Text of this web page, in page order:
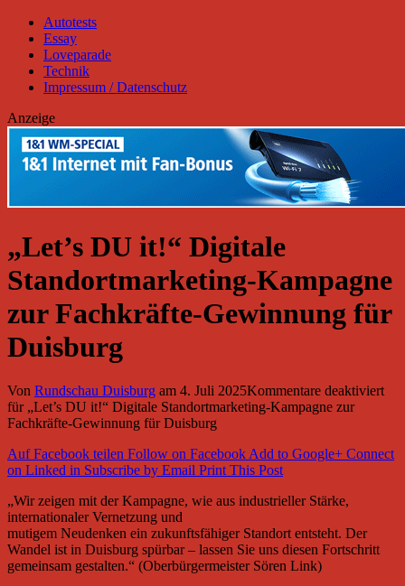
Autotests
Essay
Loveparade
Technik
Impressum / Datenschutz
Anzeige
„Let’s DU it!“ Digitale
Standortmarketing-Kampagne
zur Fachkräfte-Gewinnung für
Duisburg
Von Rundschau Duisburg am 4. Juli 2025Kommentare deaktiviert
für „Let’s DU it!“ Digitale Standortmarketing-Kampagne zur
Fachkräfte-Gewinnung für Duisburg
Auf Facebook teilen Follow on FacebookAdd to Google+ Connect
on Linked in Subscribe by Email Print This Post
„Wir zeigen mit der Kampagne, wie aus industrieller Stärke,
internationaler Vernetzung und
mutigem Neudenken ein zukunftsfähiger Standort entsteht. Der
Wandel ist in Duisburg spürbar – lassen Sie uns diesen Fortschritt
gemeinsam gestalten.“ (Oberbürgermeister Sören Link)